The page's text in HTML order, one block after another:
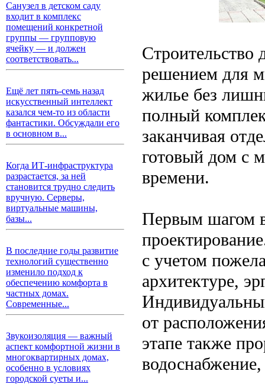
Санузел в детском саду
входит в комплекс
помещений конкретной
группы — групповую
ячейку — и должен
соответствовать...
Ещё лет пять-семь назад
искусственный интеллект
казался чем-то из области
фантастики. Обсуждали его
в основном в...
Когда ИТ-инфраструктура
разрастается, за ней
становится трудно следить
вручную. Серверы,
виртуальные машины,
базы...
В последние годы развитие
технологий существенно
изменило подход к
обеспечению комфорта в
частных домах.
Современные...
Звукоизоляция — важный
аспект комфортной жизни в
многоквартирных домах,
особенно в условиях
городской суеты и...
решением для
жилье без
полный
заканчивая
готовый дом с
времени.
Первым шагом в
с учетом
архитектуре,
от
этапе также